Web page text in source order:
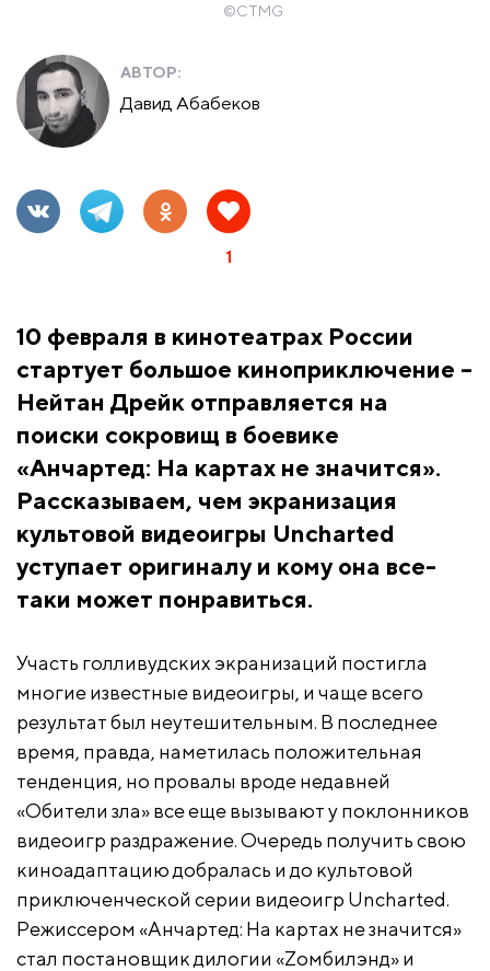
©CTMG
АВТОР:
Давид Абабеков
1
10 февраля в кинотеатрах России
стартует большое киноприключение –
Нейтан Дрейк отправляется на
поиски сокровищ в боевике
«Анчартед: На картах не значится».
Рассказываем, чем экранизация
культовой видеоигры Uncharted
уступает оригиналу и кому она все-
таки может понравиться.
Участь голливудских экранизаций постигла
многие известные видеоигры, и чаще всего
результат был неутешительным. В последнее
время, правда, наметилась положительная
тенденция, но провалы вроде недавней
«Обители зла» все еще вызывают у поклонников
видеоигр раздражение. Очередь получить свою
киноадаптацию добралась и до культовой
приключенческой серии видеоигр Uncharted.
Режиссером «Анчартед: На картах не значится»
стал постановщик дилогии «Zомбилэнд» и